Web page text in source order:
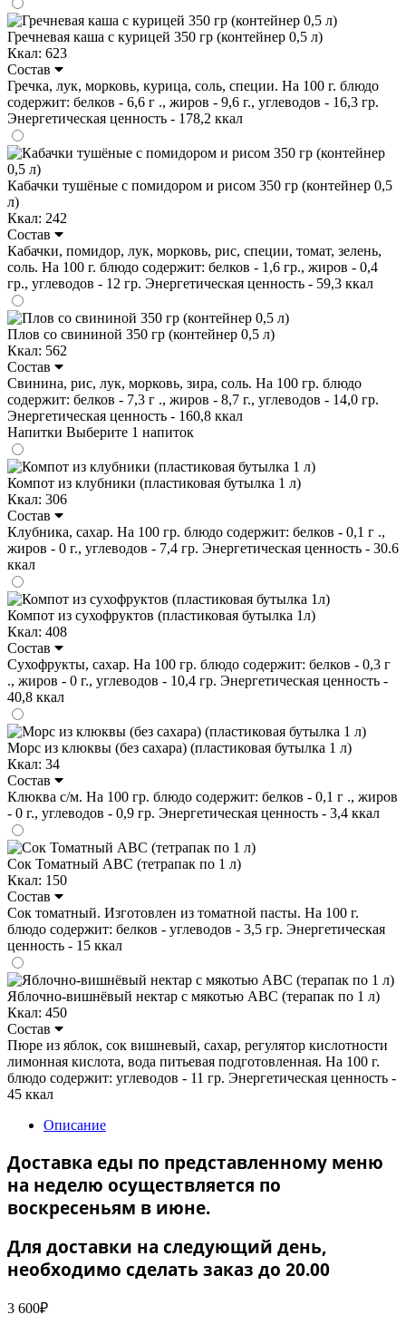
Гречневая каша с курицей 350 гр (контейнер 0,5 л)
Ккал: 623
Состав
Гречка, лук, морковь, курица, соль, специи. На 100 г. блюдо
содержит: белков - 6,6 г ., жиров - 9,6 г., углеводов - 16,3 гр.
Энергетическая ценность - 178,2 ккал
Кабачки тушёные с помидором и рисом 350 гр (контейнер 0,5
л)
Ккал: 242
Состав
Кабачки, помидор, лук, морковь, рис, специи, томат, зелень,
соль. На 100 г. блюдо содержит: белков - 1,6 гр., жиров - 0,4
гр., углеводов - 12 гр. Энергетическая ценность - 59,3 ккал
Плов со свининой 350 гр (контейнер 0,5 л)
Ккал: 562
Состав
Свинина, рис, лук, морковь, зира, соль. На 100 гр. блюдо
содержит: белков - 7,3 г ., жиров - 8,7 г., углеводов - 14,0 гр.
Энергетическая ценность - 160,8 ккал
Напитки Выберите 1 напиток
Компот из клубники (пластиковая бутылка 1 л)
Ккал: 306
Состав
Клубника, сахар. На 100 гр. блюдо содержит: белков - 0,1 г .,
жиров - 0 г., углеводов - 7,4 гр. Энергетическая ценность - 30.6
ккал
Компот из сухофруктов (пластиковая бутылка 1л)
Ккал: 408
Состав
Сухофрукты, сахар. На 100 гр. блюдо содержит: белков - 0,3 г
., жиров - 0 г., углеводов - 10,4 гр. Энергетическая ценность -
40,8 ккал
Морс из клюквы (без сахара) (пластиковая бутылка 1 л)
Ккал: 34
Состав
Клюква с/м. На 100 гр. блюдо содержит: белков - 0,1 г ., жиров
- 0 г., углеводов - 0,9 гр. Энергетическая ценность - 3,4 ккал
Сок Томатный ABC (тетрапак по 1 л)
Ккал: 150
Состав
Сок томатный. Изготовлен из томатной пасты. На 100 г.
блюдо содержит: белков - углеводов - 3,5 гр. Энергетическая
ценность - 15 ккал
Яблочно-вишнёвый нектар с мякотью ABC (терапак по 1 л)
Ккал: 450
Состав
Пюре из яблок, сок вишневый, сахар, регулятор кислотности
лимонная кислота, вода питьевая подготовленная. На 100 г.
блюдо содержит: углеводов - 11 гр. Энергетическая ценность -
45 ккал
Описание
Доставка еды по представленному меню
на неделю осуществляется по
воскресеньям в июне.
Для доставки на следующий день,
необходимо сделать заказ до 20.00
3 600₽